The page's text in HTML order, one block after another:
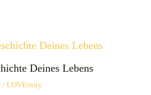
Deines Lebens
/ LOVEinity